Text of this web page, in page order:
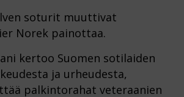
soturit muuttivat
Norek painottaa.
kertoo Suomen sotilaiden
ja urheudesta,
palkintorahat veteraanien